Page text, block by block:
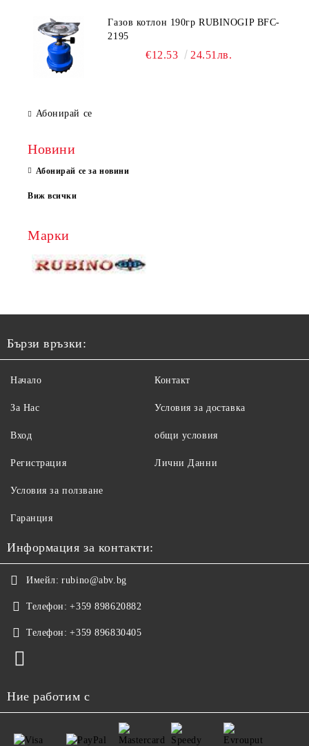
Газов котлон 190гр RUBINOGIP BFC-
2195
€12.53 24.51лв.
Абонирай се
Новини
Абонирай се за новини
Виж всички
Марки
Бързи връзки:
Начало
За Нас
Вход
Регистрация
Контакт
Условия за доставка
общи условия
Лични Данни
Условия за ползване
Гаранция
Информация за контакти:
Имейл: rubino@abv.bg
Телефон: +359 898620882
Телефон: +359 896830405
Ние работим с